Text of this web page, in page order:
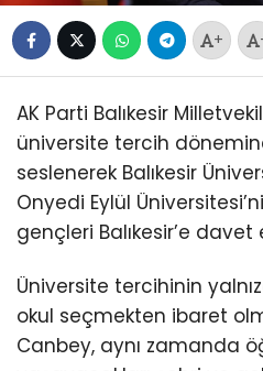
+
AK Parti Balıkesir
üniversite tercih
seslenerek Balıkesir
Onyedi Eylül
gençleri Balıkesir’e davet
Üniversite tercihinin
okul seçmekten ibaret
Canbey, aynı zamanda